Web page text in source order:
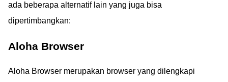
ada beberapa alternatif lain yang juga bisa
dipertimbangkan:
Aloha Browser
Aloha Browser merupakan browser yang dilengkapi